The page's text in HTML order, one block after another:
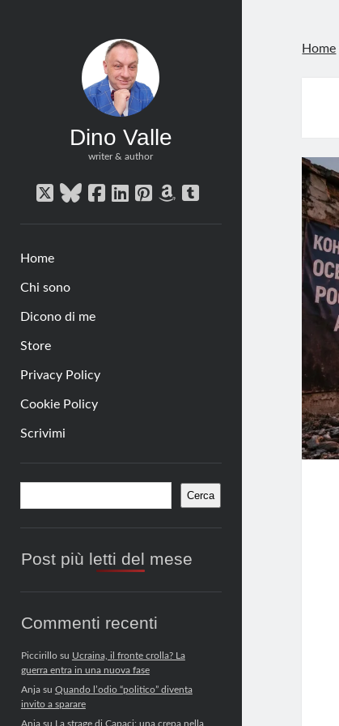
Dino Valle
writer & author
twitterbluesky
facebook
linkedin
pinterest
amazon
tumblr
Home
Chi sono
Dicono di me
Store
Privacy Policy
Cookie Policy
Scrivimi
Barra
laterale
Cerca
Post più letti del mese
Commenti recenti
Piccirillosu Ucraina, il fronte crolla? La
guerra entra in una nuova fase
Anjasu Quando l’odio “politico” diventa
invito a sparare
Anjasu La strage di Capaci: una crepa nella
Home